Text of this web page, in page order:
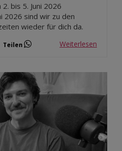
bis 5. Juni 2026
2026 sind wir zu den
wieder für dich da.
Teilen Weiterlesen